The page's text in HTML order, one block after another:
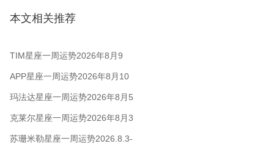
本文相关推荐
TIM星座一周运势2026年8月9
日-15日
APP星座一周运势2026年8月10
日-16日
玛法达星座一周运势2026年8月5
日至11日
克莱尔星座一周运势2026年8月3
日-9日
苏珊米勒星座一周运势2026.8.3-